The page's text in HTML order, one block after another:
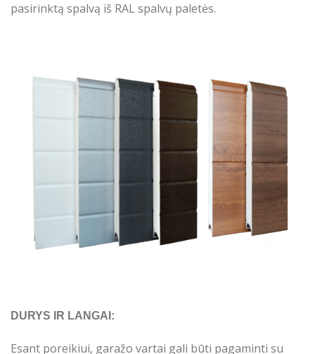
pasirinktą spalvą iš RAL spalvų paletės.
DURYS IR LANGAI:
Esant poreikiui, garažo vartai gali būti pagaminti su